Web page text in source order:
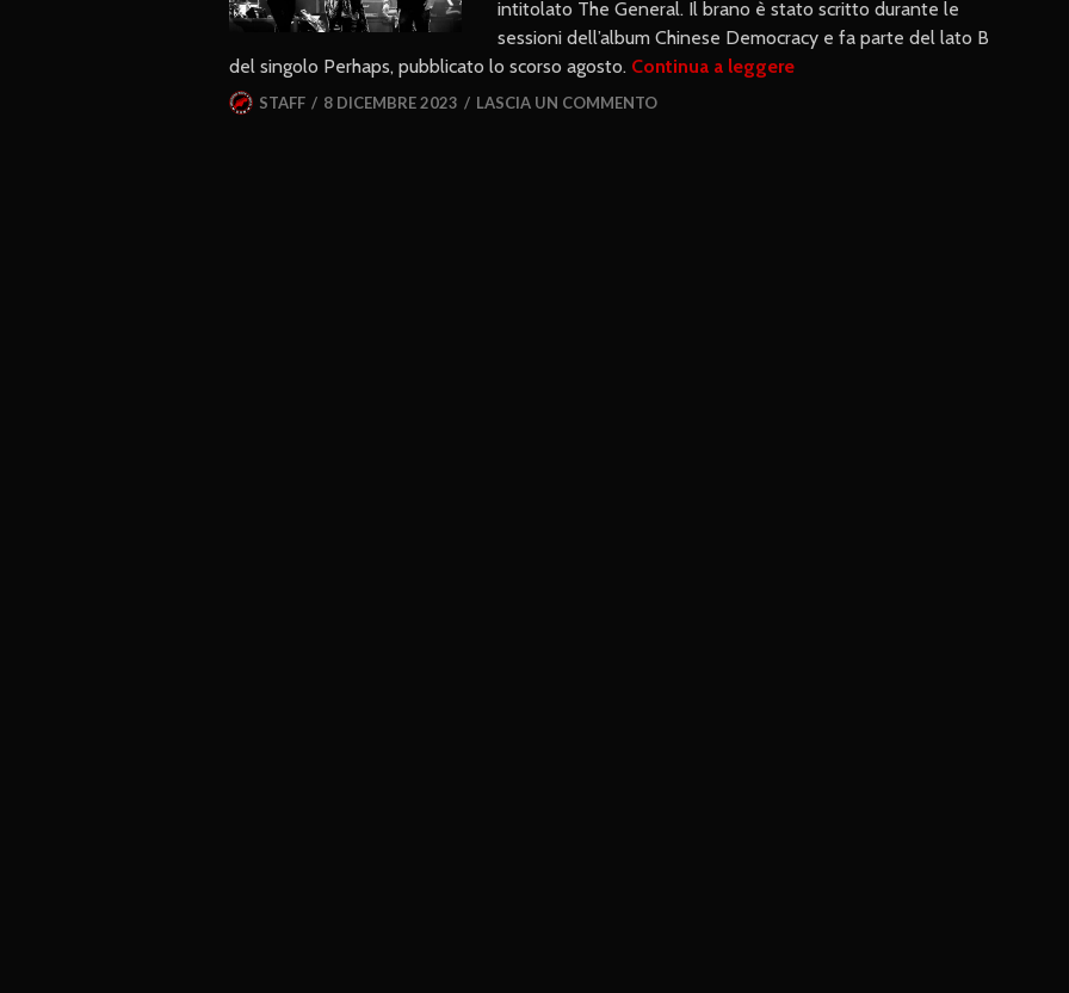
intitolato The General. Il brano è stato scritto durante le
sessioni dell’album Chinese Democracy e fa parte del lato B
del singolo Perhaps, pubblicato lo scorso agosto. Continua a leggere
STAFF 8 DICEMBRE 2023 LASCIA UN COMMENTO